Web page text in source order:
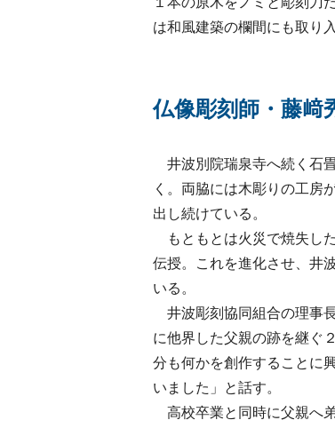
は和風建築の欄間にも取り
仏像彫刻師・藤﨑
井波別院瑞泉寺へ続く石
く。両脇には木彫りの工房
出し続けている。
もともとは火災で焼失し
伝授。これを進化させ、井
いる。
井波彫刻協同組合の理事
に他界した父親の跡を継ぐ
分も何かを創作することに
いました」と話す。
高校卒業と同時に父親へ